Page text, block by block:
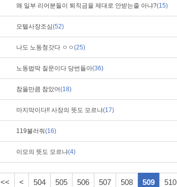
왜 일부 리어분들이 퇴직금을 제대로 안받는줄 아냐?(15)
모텔사장조심(52)
나도 노동청갓다 ㅇㅇ(25)
노동법딱 질문이다 당번들아(36)
참을만큼 참았어(18)
마지막이다!! 사장의 뜻도 모르냐(17)
119불러줘(16)
이모의 뜻도 모르냐(4)
<< < 504 505 506 507 508 509 510